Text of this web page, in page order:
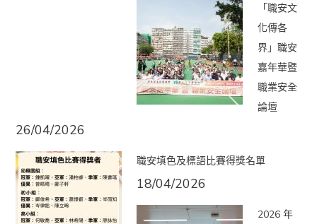
「職安文
化傳各
界」職安
嘉年華暨
職業安全
論壇
26/04/2026
職安填色及標語比賽得獎名單
18/04/2026
2026 年